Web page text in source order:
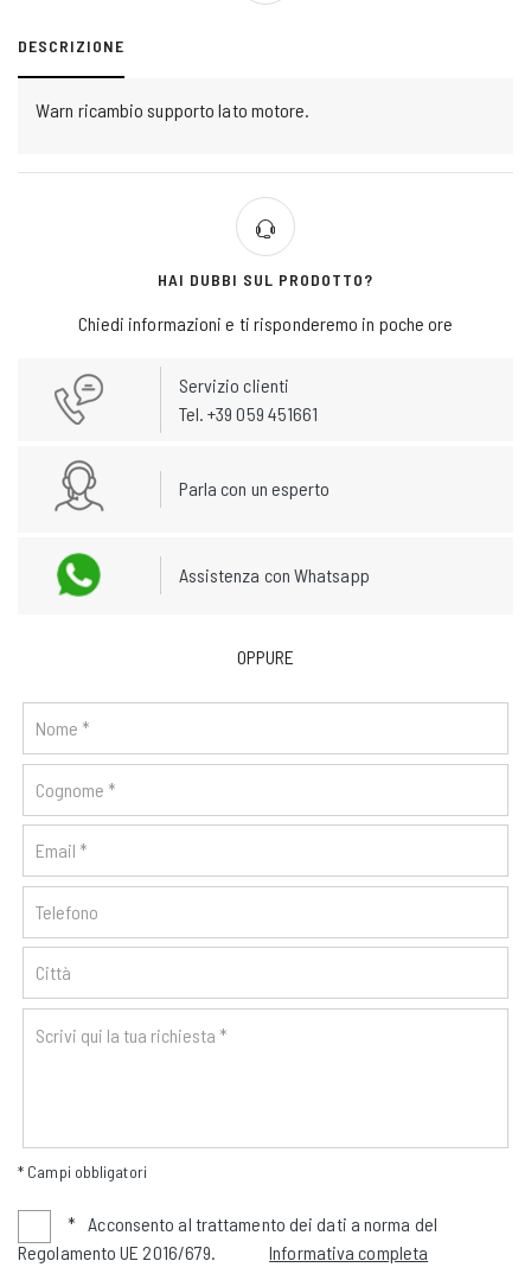
DESCRIZIONE
Warn ricambio supporto lato motore.
HAI DUBBI SUL PRODOTTO?
Chiedi informazioni e ti risponderemo in poche ore
Servizio clienti
Tel. +39 059 451661
Parla con un esperto
Assistenza con Whatsapp
OPPURE
* Campi obbligatori
* Acconsento al trattamento dei dati a norma del
Regolamento UE 2016/679.
Informativa completa